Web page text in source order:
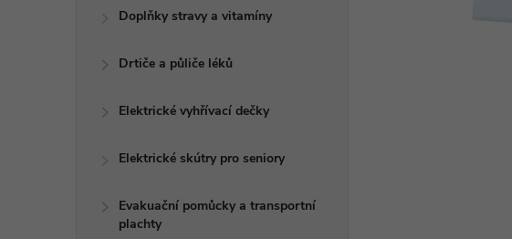
Doplňky stravy a vitamíny
Drtiče a půliče léků
Elektrické vyhřívací dečky
Elektrické skútry pro seniory
Evakuační pomůcky a transportní
plachty